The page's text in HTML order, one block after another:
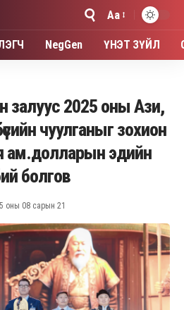
Font
Resizer
Aa
NegGen ҮНЭТ ЗҮЙЛ
залуус 2025 оны Ази,
чуулганыг зохион
ам.долларын эдийн
болгов
оны 08 сарын 21